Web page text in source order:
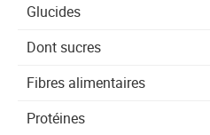
Glucides
Dont sucres
Fibres alimentaires
Protéines